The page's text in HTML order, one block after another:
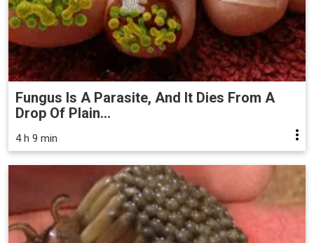
Fungus Is A Parasite, And It Dies From A
Drop Of Plain...
4 h 9 min